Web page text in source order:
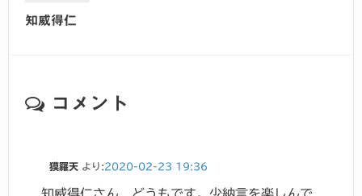
知威得仁
コメント
獏羅天 より:2020-02-23 19:36
知威得仁さん、どうもです。少納言を楽しんで